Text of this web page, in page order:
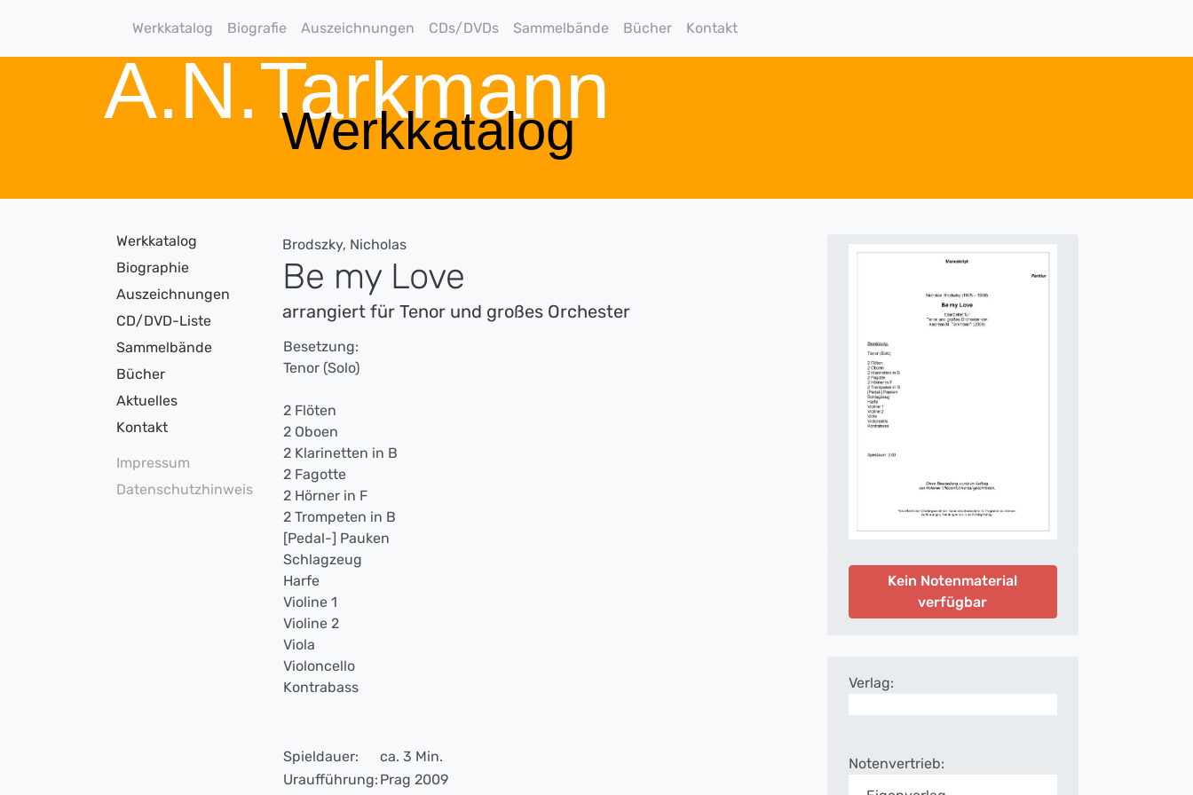
Werkkatalog Biografie Auszeichnungen CDs/DVDs Sammelbände Bücher Kontakt
A.N.Tarkmann
Werkkatalog
Werkkatalog
Biographie
Auszeichnungen
CD/DVD-Liste
Sammelbände
Bücher
Aktuelles
Kontakt
Impressum
Datenschutzhinweis
Brodszky, Nicholas
Be my Love
arrangiert für Tenor und großes Orchester
Besetzung:
Tenor (Solo)
2 Flöten
2 Oboen
2 Klarinetten in B
2 Fagotte
2 Hörner in F
2 Trompeten in B
[Pedal-] Pauken
Schlagzeug
Harfe
Violine 1
Violine 2
Viola
Violoncello
Kontrabass
Spieldauer:
ca. 3 Min.
Uraufführung: Prag 2009
Kein Notenmaterial
verfügbar
Verlag:
Notenvertrieb: